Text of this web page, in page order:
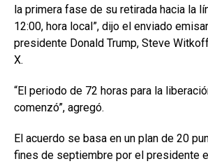
la primera fase de su retirada hacia la
12:00, hora local”, dijo el enviado
presidente Donald Trump, Steve
X.
“El periodo de 72 horas para la
comenzó”, agregó.
El acuerdo se basa en un plan de 20
fines de septiembre por el presidente